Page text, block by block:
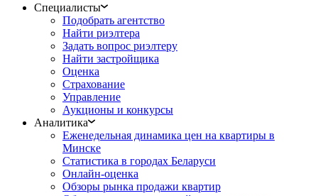
Специалисты
Подобрать агентство
Найти риэлтера
Задать вопрос риэлтеру
Найти застройщика
Оценка
Страхование
Управление
Аукционы и конкурсы
Аналитика
Еженедельная динамика цен на квартиры в
Минске
Статистика в городах Беларуси
Онлайн-оценка
Обзоры рынка продажи квартир